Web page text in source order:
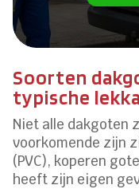
Soorten
typische
Niet alle dakgoten
voorkomende zijn
(PVC), koperen
heeft zijn eigen